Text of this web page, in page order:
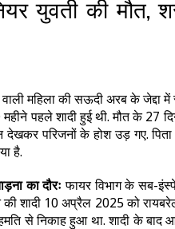
युवती की मौत,
महिला की सऊदी अरब के जेद्दा में
पहले शादी हुई थी. मौत के 27
देखकर परिजनों के होश उड़ गए.
है.
का दौरःफायर विभाग के सब-
की शादी 10 अप्रैल 2025 को
से निकाह हुआ था. शादी के